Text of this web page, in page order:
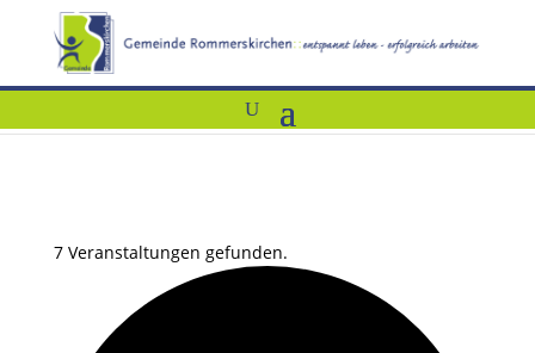
7 Veranstaltungen gefunden.